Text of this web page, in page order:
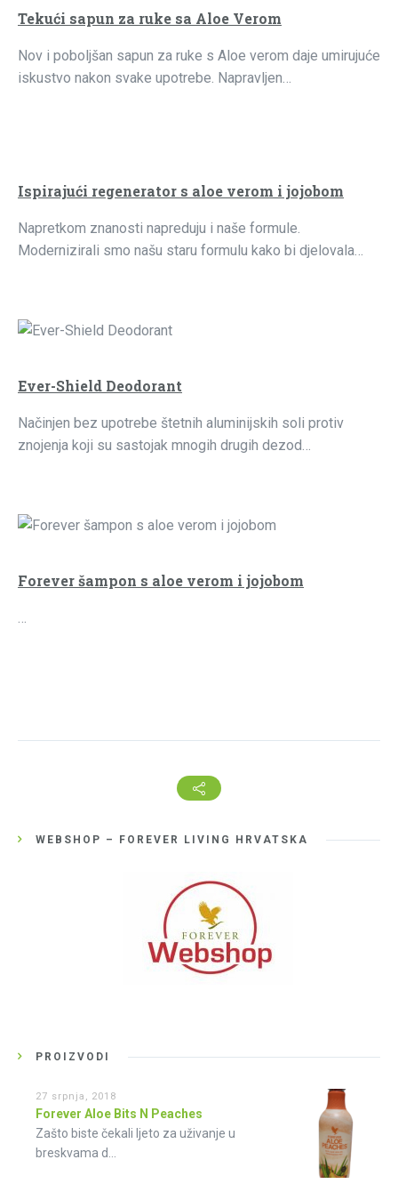
Tekući sapun za ruke sa Aloe Verom
Nov i poboljšan sapun za ruke s Aloe verom daje umirujuće
iskustvo nakon svake upotrebe. Napravljen…
Ispirajući regenerator s aloe verom i jojobom
Napretkom znanosti napreduju i naše formule.
Modernizirali smo našu staru formulu kako bi djelovala…
Ever-Shield Deodorant
Načinjen bez upotrebe štetnih aluminijskih soli protiv
znojenja koji su sastojak mnogih drugih dezod…
Forever šampon s aloe verom i jojobom
…
WEBSHOP – FOREVER LIVING HRVATSKA
PROIZVODI
27 srpnja, 2018
Forever Aloe Bits N Peaches
Zašto biste čekali ljeto za uživanje u
breskvama d...